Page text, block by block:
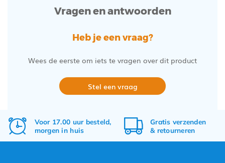
Vragen en antwoorden
Heb je een vraag?
Wees de eerste om iets te vragen over dit product
Stel een vraag
Voor 17.00 uur besteld,
morgen in huis
Gratis verzenden
& retourneren